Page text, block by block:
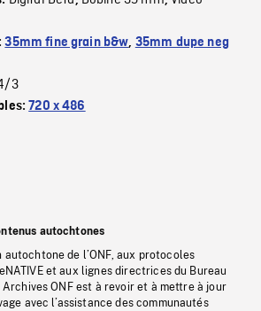
35mm fine grain b&w, 35mm dupe neg
3
720 x 486
autochtones
de l’ONF, aux protocoles
et aux lignes directrices du Bureau
ONF est à revoir et à mettre à jour
avec l’assistance des communautés